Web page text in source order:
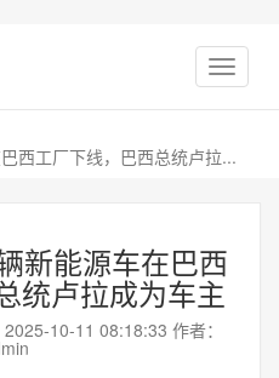
西工厂下线，巴西总统卢拉...
新能源车在巴西
统卢拉成为车主
10-11 08:18:33 作者：